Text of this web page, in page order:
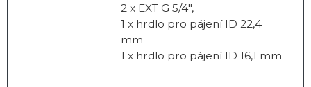
2 x EXT G 5/4",
1 x hrdlo pro pájení ID 22,4
mm
1 x hrdlo pro pájení ID 16,1 mm